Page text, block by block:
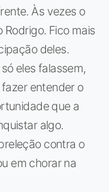
Às vezes o
Rodrigo. Fico mais
deles.
eles falassem,
entender o
que a
algo.
contra o
em chorar na